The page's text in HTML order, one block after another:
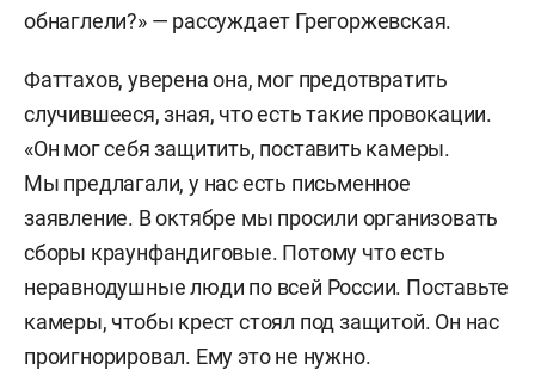
обнаглели?» — рассуждает Грегоржевская.
Фаттахов, уверена она, мог предотвратить
случившееся, зная, что есть такие провокации.
«Он мог себя защитить, поставить камеры.
Мы предлагали, у нас есть письменное
заявление. В октябре мы просили организовать
сборы краунфандиговые. Потому что есть
неравнодушные люди по всей России. Поставьте
камеры, чтобы крест стоял под защитой. Он нас
проигнорировал. Ему это не нужно.